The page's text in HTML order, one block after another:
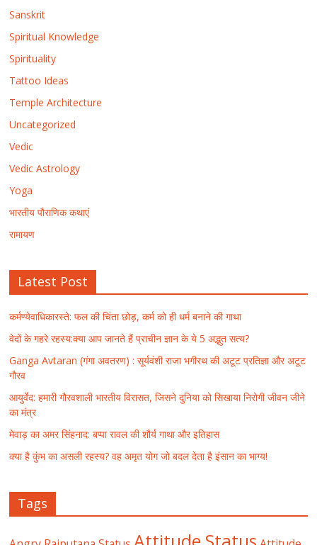
Sanskrit
Spiritual Knowledge
Spirituality
Tattoo Ideas
Temple Architecture
Uncategorized
Vedic
Vedic Astrology
Yoga
भारतीय पौराणिक कथाएं
रामायण
Latest Post
कर्मण्येवाधिकारस्ते: फल की चिंता छोड़, कर्म को ही धर्म बनाने की गाथा
वेदों के गहरे रहस्य:क्या आप जानते हैं प्राचीन ज्ञान के ये 5 अद्भुत सत्य?
Ganga Avtaran (गंगा अवतरण) : सूर्यवंशी राजा भगीरथ की अटूट प्रतिज्ञा और अटूट
गौरव
आयुर्वेद: हमारी गौरवशाली भारतीय विरासत, जिसने दुनिया को सिखाया निरोगी जीवन जीने
का मंत्र
मेवाड़ का अमर सिंहनाद: बप्पा रावल की शौर्य गाथा और इतिहास
क्या है कुंभ का असली रहस्य? वह अमृत योग जो बदल देता है इंसान का भाग्य!
Tags